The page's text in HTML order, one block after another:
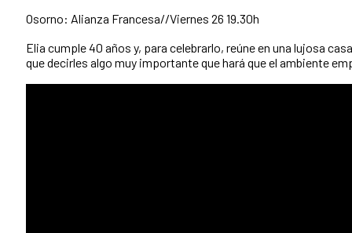
Osorno: Alianza Francesa//Viernes 26 19.30h
Elia cumple 40 años y, para celebrarlo, reúne en una lujosa
que decirles algo muy importante que hará que el ambiente